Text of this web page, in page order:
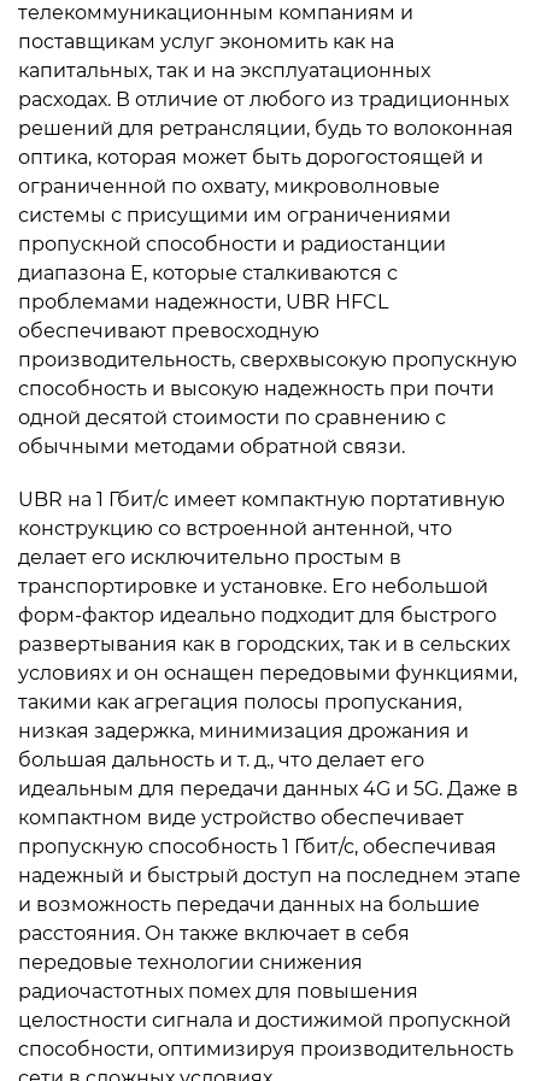
телекоммуникационным компаниям и
поставщикам услуг экономить как на
капитальных, так и на эксплуатационных
расходах. В отличие от любого из традиционных
решений для ретрансляции, будь то волоконная
оптика, которая может быть дорогостоящей и
ограниченной по охвату, микроволновые
системы с присущими им ограничениями
пропускной способности и радиостанции
диапазона E, которые сталкиваются с
проблемами надежности, UBR HFCL
обеспечивают превосходную
производительность, сверхвысокую пропускную
способность и высокую надежность при почти
одной десятой стоимости по сравнению с
обычными методами обратной связи.
UBR на 1 Гбит/с имеет компактную портативную
конструкцию со встроенной антенной, что
делает его исключительно простым в
транспортировке и установке. Его небольшой
форм-фактор идеально подходит для быстрого
развертывания как в городских, так и в сельских
условиях и он оснащен передовыми функциями,
такими как агрегация полосы пропускания,
низкая задержка, минимизация дрожания и
большая дальность и т. д., что делает его
идеальным для передачи данных 4G и 5G. Даже в
компактном виде устройство обеспечивает
пропускную способность 1 Гбит/с, обеспечивая
надежный и быстрый доступ на последнем этапе
и возможность передачи данных на большие
расстояния. Он также включает в себя
передовые технологии снижения
радиочастотных помех для повышения
целостности сигнала и достижимой пропускной
способности, оптимизируя производительность